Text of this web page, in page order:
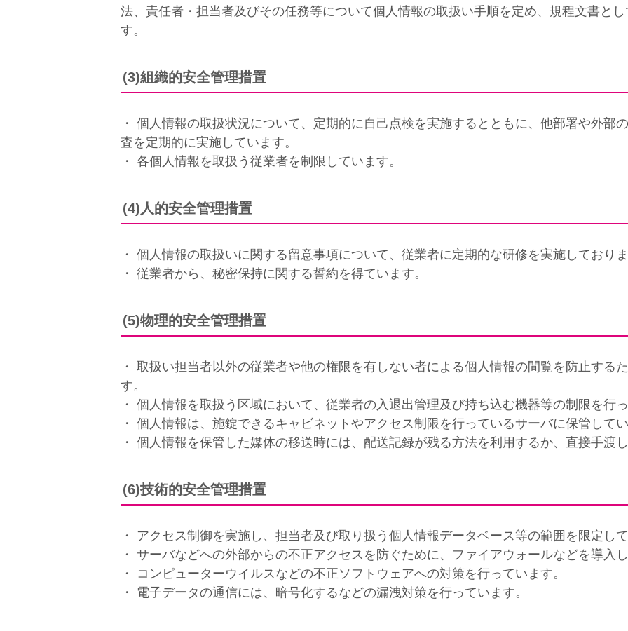
法、責任者・担当者及びその任務等について個人情報の取扱い手順を定め、規程文書と
す。
(3)組織的安全管理措置
・ 個人情報の取扱状況について、定期的に自己点検を実施するとともに、他部署や外部
査を定期的に実施しています。
・ 各個人情報を取扱う従業者を制限しています。
(4)人的安全管理措置
・ 個人情報の取扱いに関する留意事項について、従業者に定期的な研修を実施しておりま
・ 従業者から、秘密保持に関する誓約を得ています。
(5)物理的安全管理措置
・ 取扱い担当者以外の従業者や他の権限を有しない者による個人情報の間覧を防止する
す。
・ 個人情報を取扱う区域において、従業者の入退出管理及び持ち込む機器等の制限を行っ
・ 個人情報は、施錠できるキャビネットやアクセス制限を行っているサーバに保管してい
・ 個人情報を保管した媒体の移送時には、配送記録が残る方法を利用するか、直接手渡
(6)技術的安全管理措置
・ アクセス制御を実施し、担当者及び取り扱う個人情報データベース等の範囲を限定して
・ サーバなどへの外部からの不正アクセスを防ぐために、ファイアウォールなどを導入し
・ コンピューターウイルスなどの不正ソフトウェアへの対策を行っています。
・ 電子データの通信には、暗号化するなどの漏洩対策を行っています。